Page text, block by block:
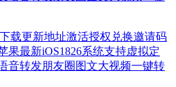
载更新地址激活授权兑换邀请码
果最新iOS1826系统支持虚拟定
音转发朋友圈图文大视频一键转